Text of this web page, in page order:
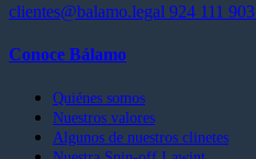
clientes@balamo.legal 924 111 903
Conoce Bálamo
Quiénes somos
Nuestros valores
Algunos de nuestros clinetes